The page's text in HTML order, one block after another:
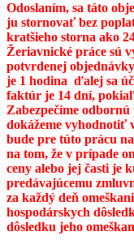
Odoslaním, sa táto
ju stornovať bez
kratšieho storna ako
Žeriavnické práce sú
potvrdenej
je 1 hodina ďalej sa
faktúr je 14 dní,
Zabezpečíme
dokážeme vyhodnotiť
bude pre túto prácu
na tom, že v prípade
ceny alebo jej časti je
predávajúcemu
za každý deň
hospodárskych
dôsledku jeho